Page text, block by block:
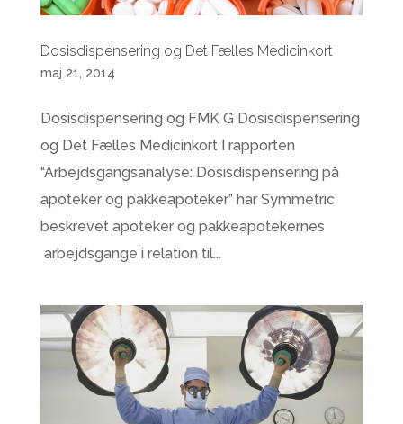
Dosisdispensering og Det Fælles Medicinkort
maj 21, 2014
Dosisdispensering og FMK G Dosisdispensering
og Det Fælles Medicinkort I rapporten
“Arbejdsgangsanalyse: Dosisdispensering på
apoteker og pakkeapoteker” har Symmetric
beskrevet apoteker og pakkeapotekernes
arbejdsgange i relation til...